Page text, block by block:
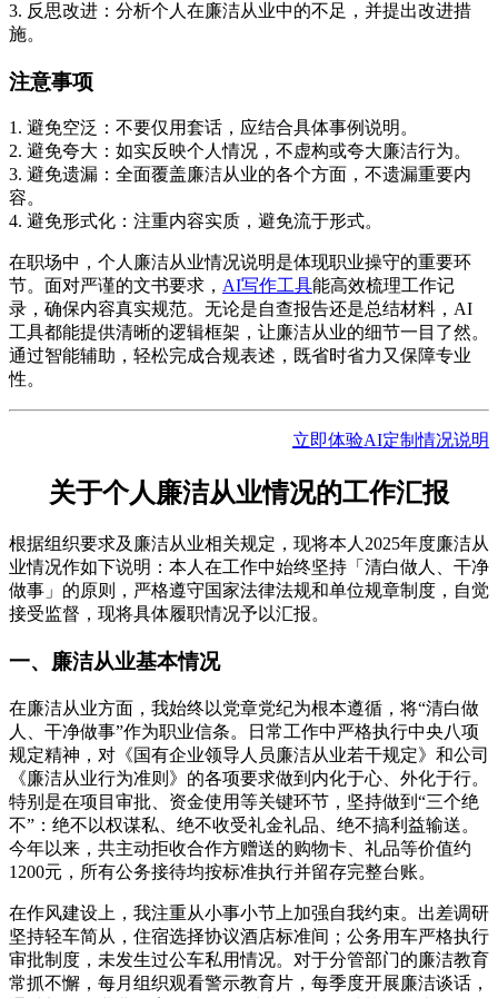
3. 反思改进：分析个人在廉洁从业中的不足，并提出改进措
施。
注意事项
1. 避免空泛：不要仅用套话，应结合具体事例说明。
2. 避免夸大：如实反映个人情况，不虚构或夸大廉洁行为。
3. 避免遗漏：全面覆盖廉洁从业的各个方面，不遗漏重要内
容。
4. 避免形式化：注重内容实质，避免流于形式。
在职场中，个人廉洁从业情况说明是体现职业操守的重要环
节。面对严谨的文书要求， AI写作工具能高效梳理工作记
录，确保内容真实规范。无论是自查报告还是总结材料，AI
工具都能提供清晰的逻辑框架，让廉洁从业的细节一目了然。
通过智能辅助，轻松完成合规表述，既省时省力又保障专业
性。
立即体验AI定制情况说明
关于个人廉洁从业情况的工作汇报
根据组织要求及廉洁从业相关规定，现将本人2025年度廉洁从
业情况作如下说明：本人在工作中始终坚持「清白做人、干净
做事」的原则，严格遵守国家法律法规和单位规章制度，自觉
接受监督，现将具体履职情况予以汇报。
一、廉洁从业基本情况
在廉洁从业方面，我始终以党章党纪为根本遵循，将“清白做
人、干净做事”作为职业信条。日常工作中严格执行中央八项
规定精神，对《国有企业领导人员廉洁从业若干规定》和公司
《廉洁从业行为准则》的各项要求做到内化于心、外化于行。
特别是在项目审批、资金使用等关键环节，坚持做到“三个绝
不”：绝不以权谋私、绝不收受礼金礼品、绝不搞利益输送。
今年以来，共主动拒收合作方赠送的购物卡、礼品等价值约
1200元，所有公务接待均按标准执行并留存完整台账。
在作风建设上，我注重从小事小节上加强自我约束。出差调研
坚持轻车简从，住宿选择协议酒店标准间；公务用车严格执行
审批制度，未发生过公车私用情况。对于分管部门的廉洁教育
常抓不懈，每月组织观看警示教育片，每季度开展廉洁谈话，